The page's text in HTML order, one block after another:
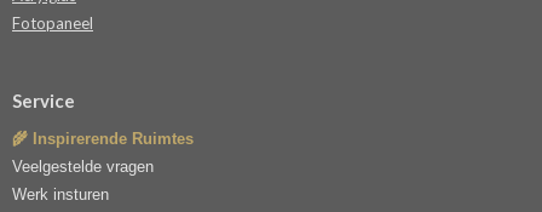
Fotopaneel
Service
🌾 Inspirerende Ruimtes
Veelgestelde vragen
Werk insturen